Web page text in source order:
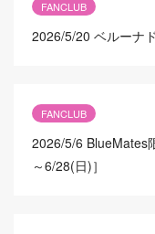
FANCLUB
2026/5/20 ベルーナ
FANCLUB
2026/5/6 BlueMates
～6/28(日)］